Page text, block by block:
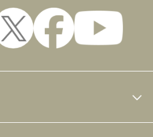
宗教論議でディベート